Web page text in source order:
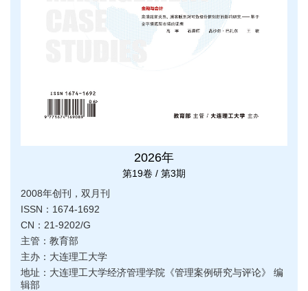
2026年
第19卷 / 第3期
2008年创刊，双月刊
ISSN：1674-1692
CN：21-9202/G
主管：教育部
主办：大连理工大学
地址：大连理工大学经济管理学院《管理案例研究与评论》 编
辑部